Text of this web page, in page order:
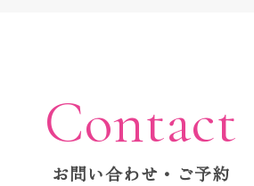
Contact
お問い合わせ・ご予約